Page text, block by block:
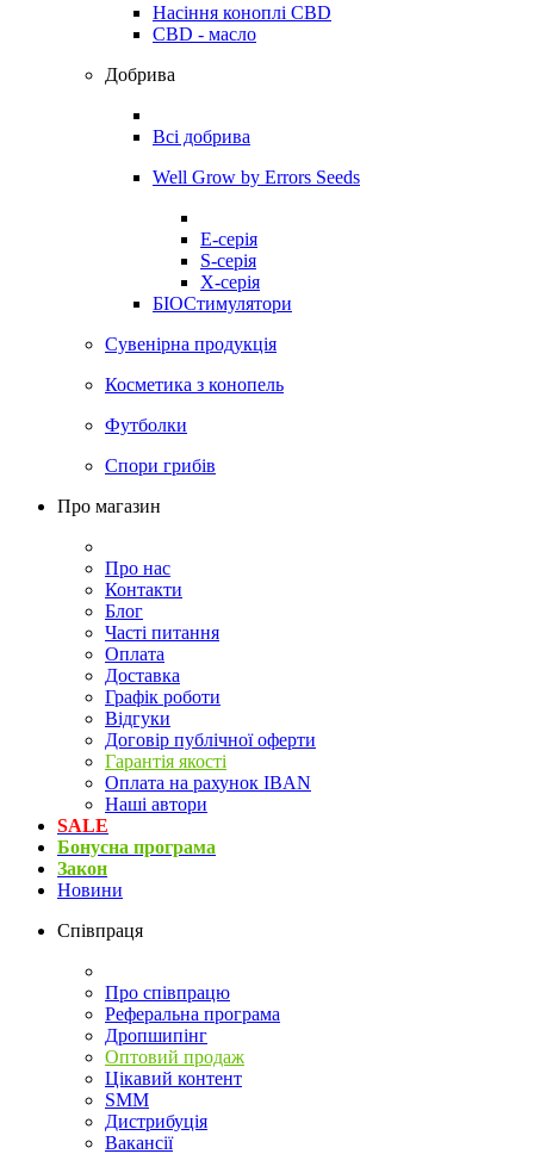
Насіння коноплі CBD
CBD - масло
Добрива
Всі добрива
Well Grow by Errors Seeds
E-серія
S-серія
X-серія
БІОСтимулятори
Сувенірна продукція
Косметика з конопель
Футболки
Спори грибів
Про магазин
Про нас
Контакти
Блог
Часті питання
Оплата
Доставка
Графік роботи
Відгуки
Договір публічної оферти
Гарантія якості
Оплата на рахунок IBAN
Наші автори
SALE
Бонусна програма
Закон
Новини
Співпраця
Про співпрацю
Реферальна програма
Дропшипінг
Оптовий продаж
Цікавий контент
SMM
Дистрибуція
Вакансії